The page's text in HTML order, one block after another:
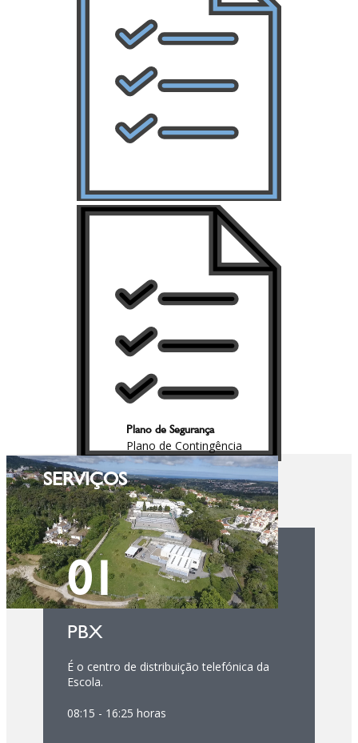
Plano de Segurança
Plano de Contingência
SERVIÇOS
01
PBX
É o centro de distribuição telefónica da
Escola.
08:15 - 16:25 horas